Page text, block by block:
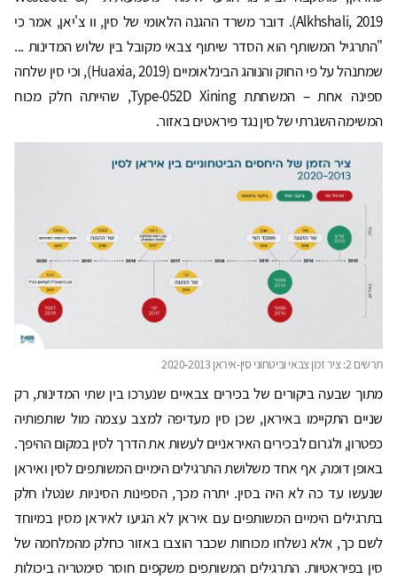
Alkhshali, 2019). דובר משרד ההגנה הלאומי של סין, וו צ'יאן, אמר כי
"התרגיל המשותף הוא הסדר שיתוף צבאי מקובל בין שלוש המדינות ...
שמתנהל על פי החוק והנוהג הבינלאומיים (Huaxia, 2019), וכי סין שלחה
ספינה אחת – המשחתת Type-052D Xining, שהייתה חלק מכוח
המשימה השגרתי של סין נגד פיראטים באזור.
מתוך שבעה ביקורים של בכירים צבאיים שנערכו בין שתי המדינות, רק
שניים התקיימו באיראן, שכן סין מעדיפה למצב עצמה מול שותפותיה
כפטרון, ולגרום לבכירים האיראניים לעשות את הדרך לסין במקום ההיפך.
באופן דומה, אף אחד משלושת התרגילים הימיים המשותפים לסין ואיראן
שנעשו עד כה לא היה בסין. יתרה מכך, הספינות הסיניות שנטלו חלק
בתרגילים הימיים המשותפים עם איראן לא הגיעו לאיראן מסין במיוחד
לשם כך, אלא נשלחו מכוחות שכבר הוצבו באזור כחלק מהמלחמה של
סין בפיראטיות. התרגילים המשותפים משקפים חוסר סימטריה ביכולות